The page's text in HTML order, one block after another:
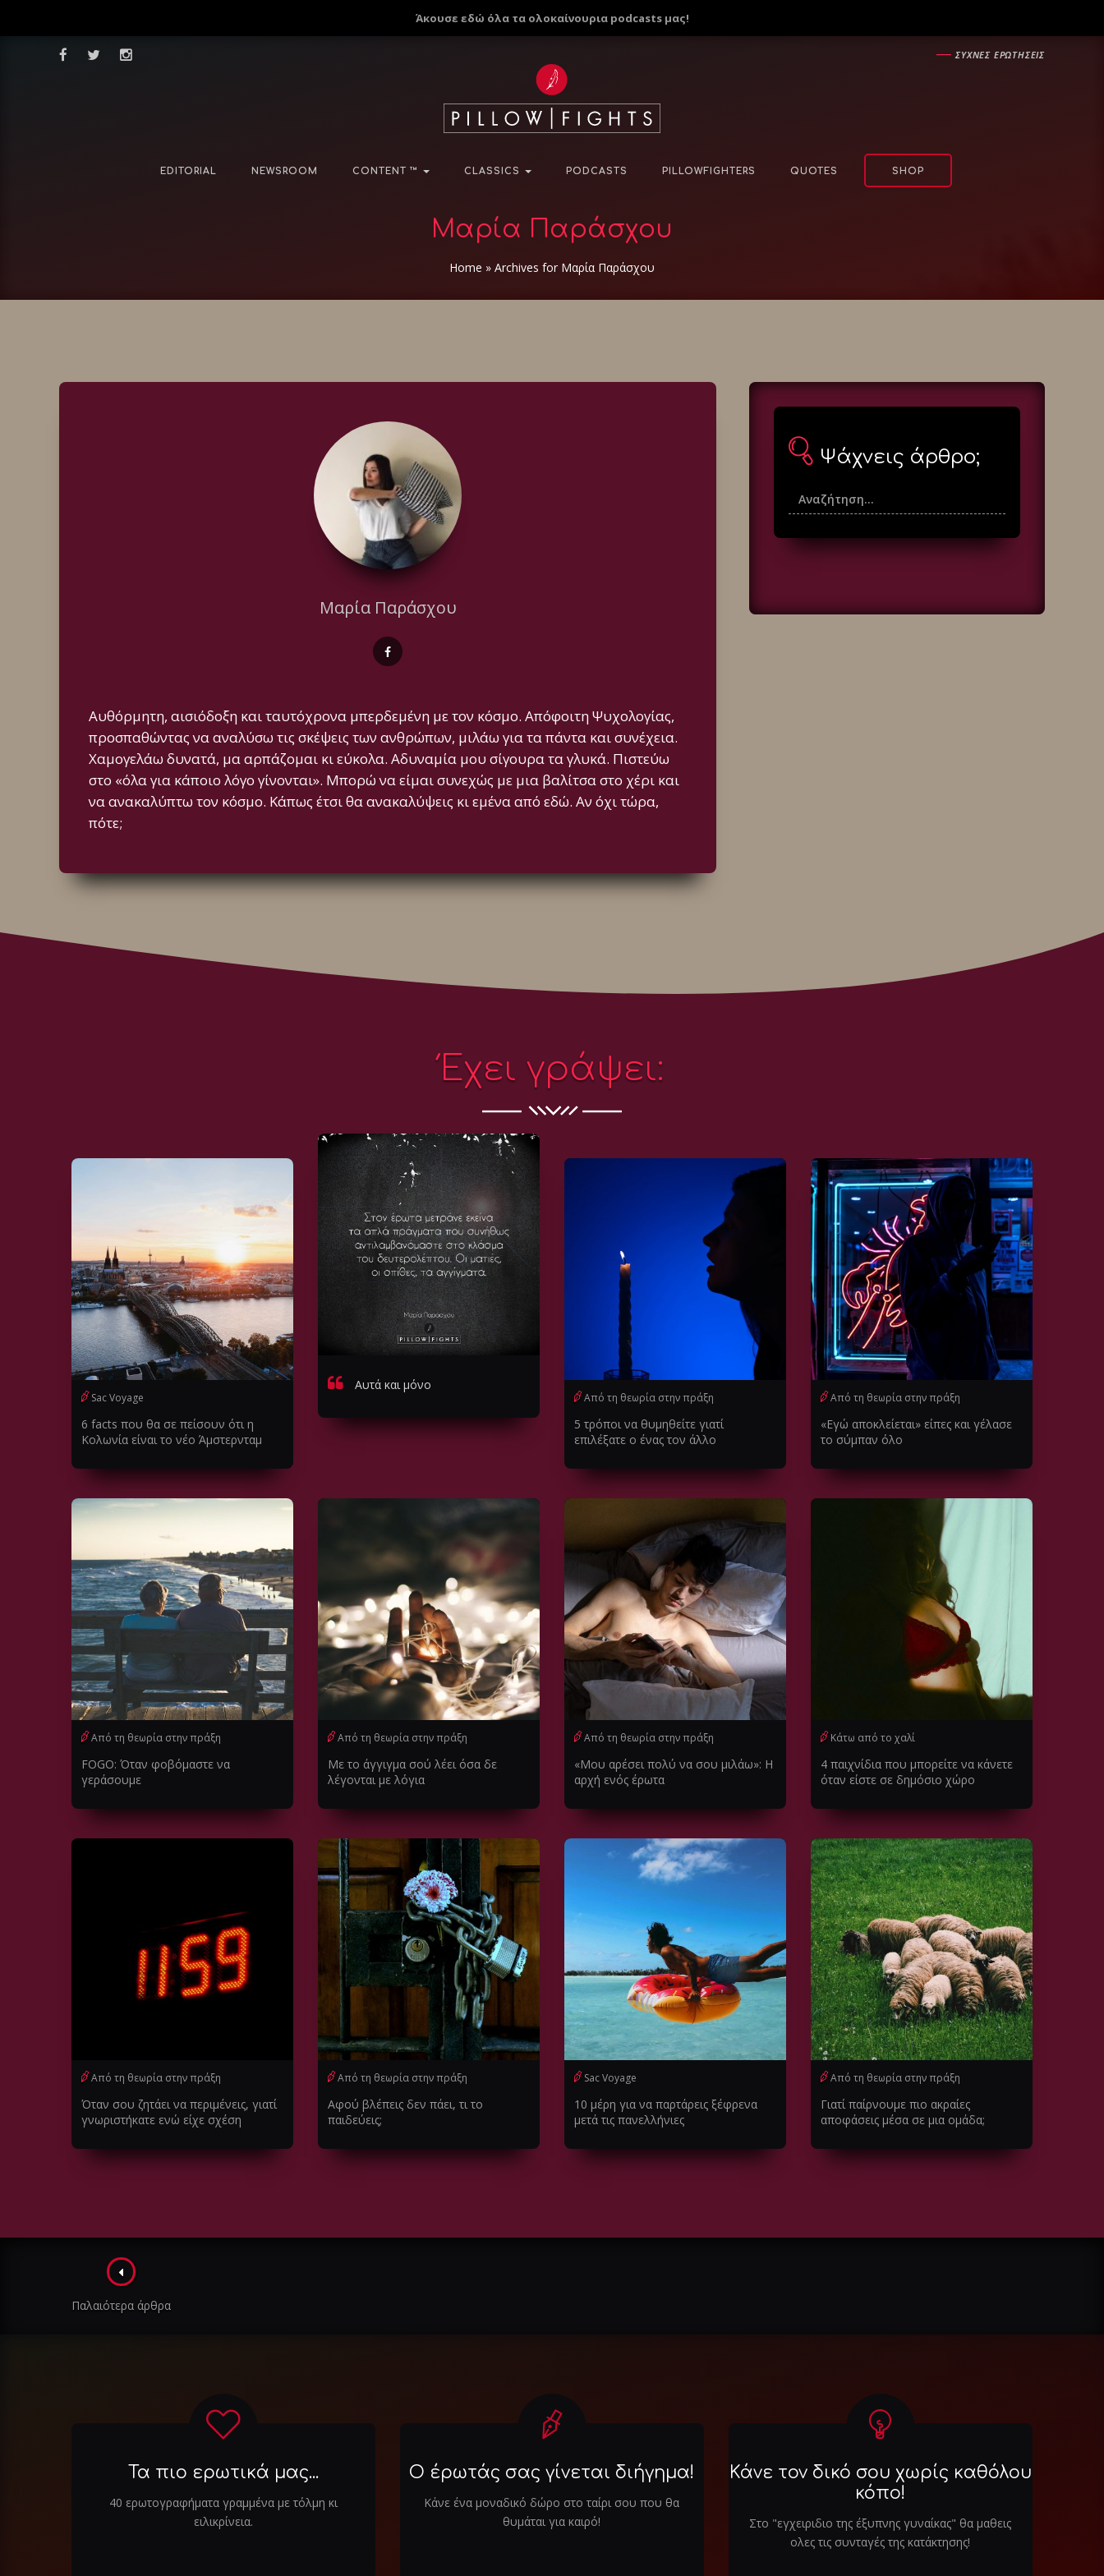
Άκουσε εδώ όλα τα ολοκαίνουρια podcasts μας!
―ΣΥΧΝΕΣ ΕΡΩΤΗΣΕΙΣ
EDITORIAL NEWSROOM CONTENT ™ CLASSICS PODCASTS PILLOWFIGHTERS QUOTES SHOP
Μαρία Παράσχου
Home » Archives for Μαρία Παράσχου
Μαρία Παράσχου
Αυθόρμητη, αισιόδοξη και ταυτόχρονα μπερδεμένη με τον κόσμο. Απόφοιτη Ψυχολογίας,
προσπαθώντας να αναλύσω τις σκέψεις των ανθρώπων, μιλάω για τα πάντα και συνέχεια.
Χαμογελάω δυνατά, μα αρπάζομαι κι εύκολα. Αδυναμία μου σίγουρα τα γλυκά. Πιστεύω
στο «όλα για κάποιο λόγο γίνονται». Μπορώ να είμαι συνεχώς με μια βαλίτσα στο χέρι και
να ανακαλύπτω τον κόσμο. Κάπως έτσι θα ανακαλύψεις κι εμένα από εδώ. Αν όχι τώρα,
πότε;
Ψάχνεις άρθρο;
Έχει γράψει:
Sac Voyage
6 facts που θα σε πείσουν ότι η
Κολωνία είναι το νέο Άμστερνταμ
Αυτά και μόνο
Από τη θεωρία στην πράξη
5 τρόποι να θυμηθείτε γιατί
επιλέξατε ο ένας τον άλλο
Από τη θεωρία στην πράξη
«Εγώ αποκλείεται» είπες και γέλασε
το σύμπαν όλο
Από τη θεωρία στην πράξη
FOGO: Όταν φοβόμαστε να
γεράσουμε
Από τη θεωρία στην πράξη
Με το άγγιγμα σού λέει όσα δε
λέγονται με λόγια
Από τη θεωρία στην πράξη
«Μου αρέσει πολύ να σου μιλάω»: Η
αρχή ενός έρωτα
Κάτω από το χαλί
4 παιχνίδια που μπορείτε να κάνετε
όταν είστε σε δημόσιο χώρο
Από τη θεωρία στην πράξη
Όταν σου ζητάει να περιμένεις, γιατί
γνωριστήκατε ενώ είχε σχέση
Από τη θεωρία στην πράξη
Αφού βλέπεις δεν πάει, τι το
παιδεύεις;
Sac Voyage
10 μέρη για να παρτάρεις ξέφρενα
μετά τις πανελλήνιες
Από τη θεωρία στην πράξη
Γιατί παίρνουμε πιο ακραίες
αποφάσεις μέσα σε μια ομάδα;
Πλοήγηση
στα
Παλαιότερα άρθρα
Τα πιο ερωτικά μας...
40 ερωτογραφήματα γραμμένα με τόλμη κι
ειλικρίνεια.
Ο έρωτάς σας γίνεται διήγημα!
Κάνε ένα μοναδικό δώρο στο ταίρι σου που θα
θυμάται για καιρό!
Κάνε τον δικό σου χωρίς καθόλου
κόπο!
Στο "εγχειριδιο της έξυπνης γυναίκας" θα μαθεις
ολες τις συνταγές της κατάκτησης!